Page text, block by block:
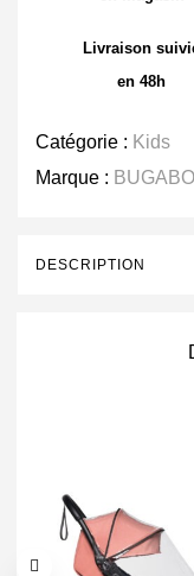
Livraison
en 48h
Catégorie : Kids
Marque :
DESCRIPTION